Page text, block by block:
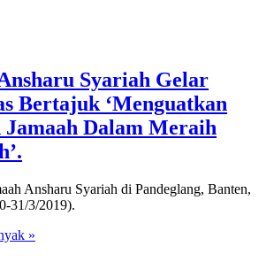
Syariah Gelar
Bertajuk ‘Menguatkan
Jamaah Dalam Meraih
Ansharu Syariah di Pandeglang, Banten,
31/3/2019).
»